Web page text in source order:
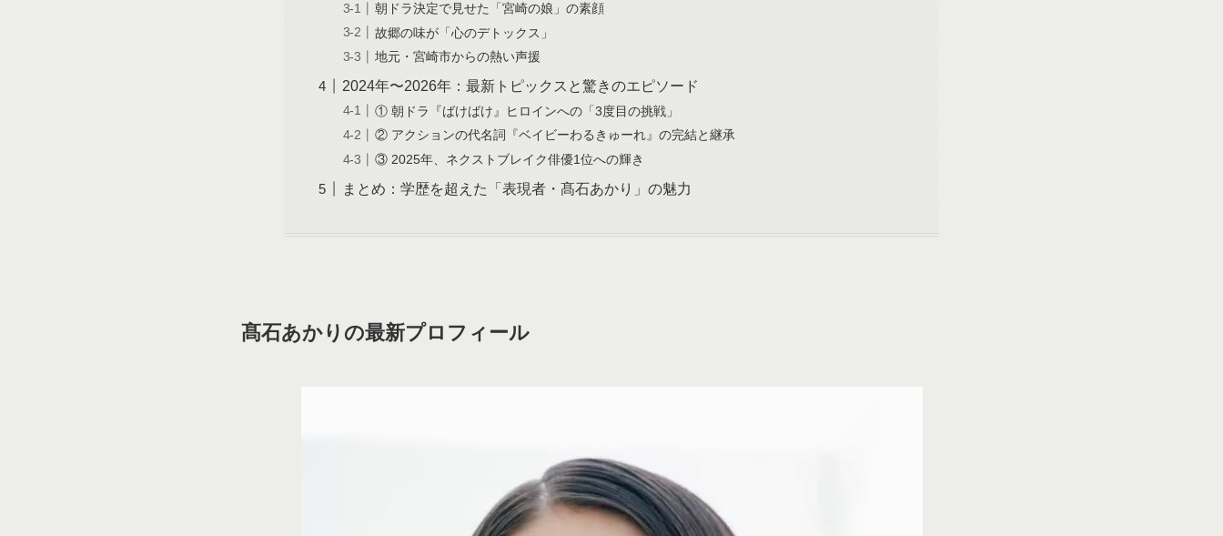
朝ドラ決定で見せた「宮崎の娘」の素顔
故郷の味が「心のデトックス」
地元・宮崎市からの熱い声援
2024年〜2026年：最新トピックスと驚きのエピソード
① 朝ドラ『ばけばけ』ヒロインへの「3度目の挑戦」
② アクションの代名詞『ベイビーわるきゅーれ』の完結と継承
③ 2025年、ネクストブレイク俳優1位への輝き
まとめ：学歴を超えた「表現者・髙石あかり」の魅力
髙石あかりの最新プロフィール